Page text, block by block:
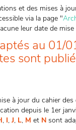
et des mises à
via la page "
leur date de
au 01/
sont
à jour du cahier
depuis le 1er
, I, J, L, M et N sont